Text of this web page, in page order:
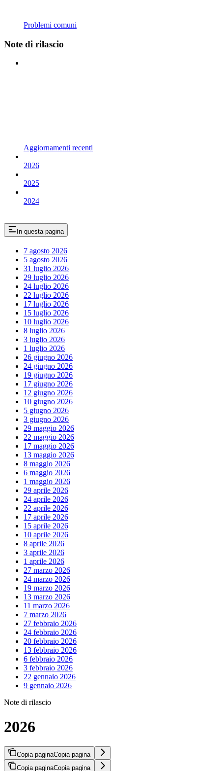
Problemi comuni
Note di rilascio
Aggiornamenti recenti
2026
2025
2024
In questa pagina
7 agosto 2026
5 agosto 2026
31 luglio 2026
29 luglio 2026
24 luglio 2026
22 luglio 2026
17 luglio 2026
15 luglio 2026
10 luglio 2026
8 luglio 2026
3 luglio 2026
1 luglio 2026
26 giugno 2026
24 giugno 2026
19 giugno 2026
17 giugno 2026
12 giugno 2026
10 giugno 2026
5 giugno 2026
3 giugno 2026
29 maggio 2026
22 maggio 2026
17 maggio 2026
13 maggio 2026
8 maggio 2026
6 maggio 2026
1 maggio 2026
29 aprile 2026
24 aprile 2026
22 aprile 2026
17 aprile 2026
15 aprile 2026
10 aprile 2026
8 aprile 2026
3 aprile 2026
1 aprile 2026
27 marzo 2026
24 marzo 2026
19 marzo 2026
13 marzo 2026
11 marzo 2026
7 marzo 2026
27 febbraio 2026
24 febbraio 2026
20 febbraio 2026
13 febbraio 2026
6 febbraio 2026
3 febbraio 2026
22 gennaio 2026
9 gennaio 2026
Note di rilascio
2026
Copia paginaCopia pagina
Copia paginaCopia pagina